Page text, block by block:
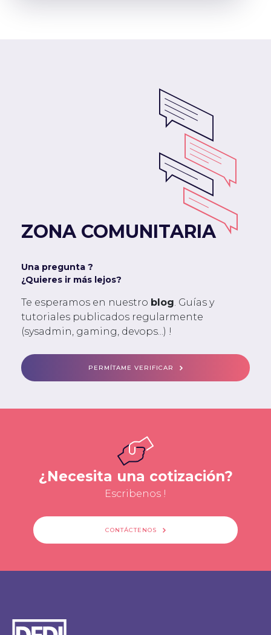
ZONA COMUNITARIA
Una pregunta ?
¿Quieres ir más lejos?
Te esperamos en nuestro blog. Guías y
tutoriales publicados regularmente
(sysadmin, gaming, devops...) !
PERMÍTAME VERIFICAR
¿Necesita una cotización?
Escribenos !
CONTÁCTENOS